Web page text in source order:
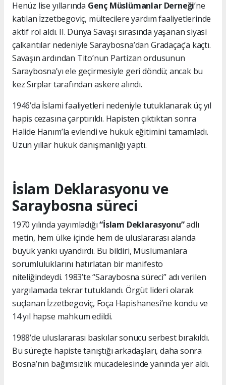
Henüz lise yıllarında Genç Müslümanlar Derneği’ne
katılan İzzetbegoviç, mültecilere yardım faaliyetlerinde
aktif rol aldı. II. Dünya Savaşı sırasında yaşanan siyasi
çalkantılar nedeniyle Saraybosna’dan Gradaçaç’a kaçtı.
Savaşın ardından Tito’nun Partizan ordusunun
Saraybosna’yı ele geçirmesiyle geri döndü; ancak bu
kez Sırplar tarafından askere alındı.
1946’da İslami faaliyetleri nedeniyle tutuklanarak üç yıl
hapis cezasına çarptırıldı. Hapisten çıktıktan sonra
Halide Hanım’la evlendi ve hukuk eğitimini tamamladı.
Uzun yıllar hukuk danışmanlığı yaptı.
İslam Deklarasyonu ve
Saraybosna süreci
1970 yılında yayımladığı“İslam Deklarasyonu”adlı
metin, hem ülke içinde hem de uluslararası alanda
büyük yankı uyandırdı. Bu bildiri, Müslümanlara
sorumluluklarını hatırlatan bir manifesto
niteliğindeydi. 1983’te “Saraybosna süreci” adı verilen
yargılamada tekrar tutuklandı. Örgüt lideri olarak
suçlanan İzzetbegoviç, Foça Hapishanesi’ne kondu ve
14 yıl hapse mahkum edildi.
1988’de uluslararası baskılar sonucu serbest bırakıldı.
Bu süreçte hapiste tanıştığı arkadaşları, daha sonra
Bosna’nın bağımsızlık mücadelesinde yanında yer aldı.